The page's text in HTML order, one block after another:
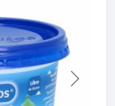
Next